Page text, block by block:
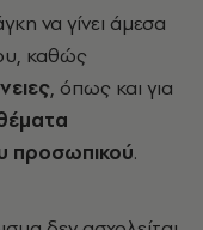
να γίνει άμεσα
καθώς
, όπως και για
προσωπικού.